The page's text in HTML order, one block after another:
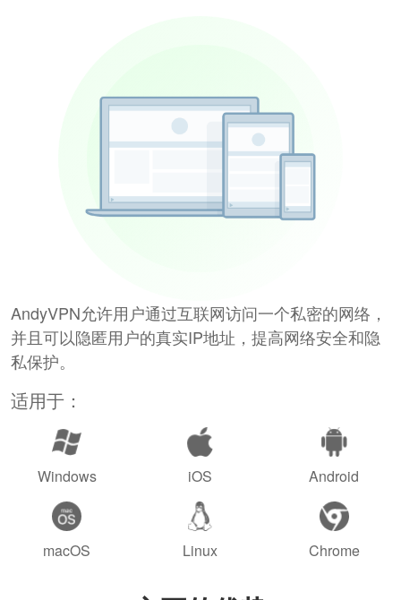
AndyVPN允许用户通过互联网访问一个私密的网络，
并且可以隐匿用户的真实IP地址，提高网络安全和隐
私保护。
适用于：
Windows iOS Android
macOS Linux Chrome